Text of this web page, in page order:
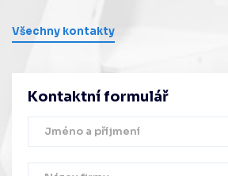
Všechny kontakty
Kontaktní formulář